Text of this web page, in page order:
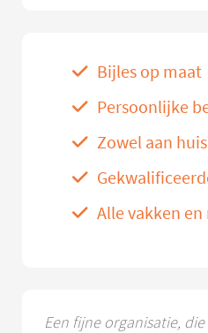
Bijles op maat
Persoonlijke
Zowel aan
Alle vakken en
Een fijne organisatie,